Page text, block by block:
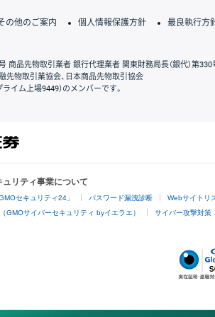
の他のご案内 個人情報保護方針 最良執行方
商品先物取引業者 銀行代理業者 関東財務局長（銀代）第
先物取引業協会、日本商品先物取引協会
イム上場9449）のメンバーです。
リティ事業について
セキュリティ24」 パスワード漏洩診断 Webサイトリ
GMOサイバーセキュリティ byイエラエ） サイバー攻撃対策